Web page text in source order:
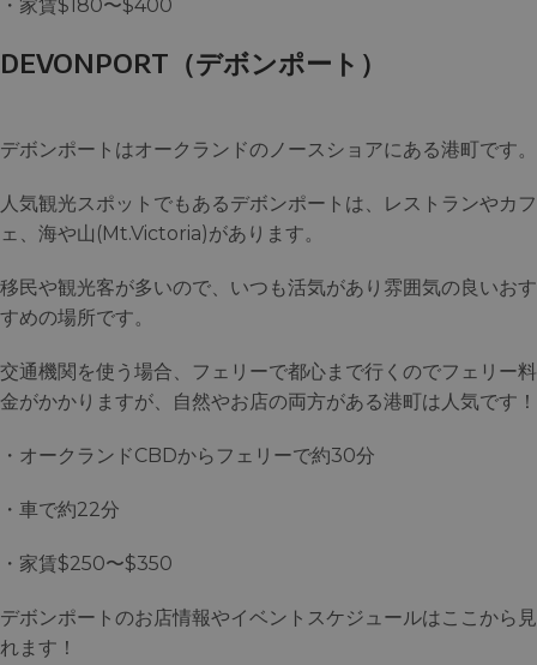
・家賃$180〜$400
DEVONPORT（デボンポート）
デボンポートはオークランドのノースショアにある港町です。
人気観光スポットでもあるデボンポートは、レストランやカフ
ェ、海や山(Mt.Victoria)があります。
移民や観光客が多いので、いつも活気があり雰囲気の良いおす
すめの場所です。
交通機関を使う場合、フェリーで都心まで行くのでフェリー料
金がかかりますが、自然やお店の両方がある港町は人気です！
・オークランドCBDからフェリーで約30分
・車で約22分
・家賃$250〜$350
デボンポートのお店情報やイベントスケジュールはここから見
れます！